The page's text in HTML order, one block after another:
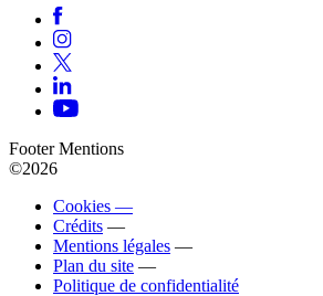
Footer Mentions
©2026
Cookies —
Crédits —
Mentions légales —
Plan du site —
Politique de confidentialité